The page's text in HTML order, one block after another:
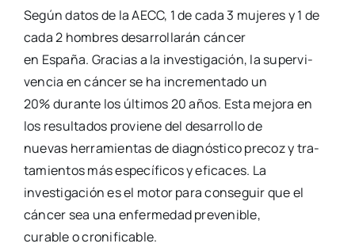
Según datos de la AECC, 1 de cada 3 muje­res y 1 de
cada 2 hom­bres desa­rro­lla­rán cán­cer
en Espa­ña. Gra­cias a la inves­ti­ga­ción, la super­vi­
ven­cia en cán­cer se ha incre­men­ta­do un
20% duran­te los últi­mos 20 años. Esta mejo­ra en
los resul­ta­dos pro­vie­ne del desa­rro­llo de
nue­vas herra­mien­tas de diag­nós­ti­co pre­coz y tra­
ta­mien­tos más espe­cí­fi­cos y efi­ca­ces. La
inves­ti­ga­ción es el motor para con­se­guir que el
cán­cer sea una enfer­me­dad pre­ve­ni­ble,
cura­ble o cro­ni­fi­ca­ble.